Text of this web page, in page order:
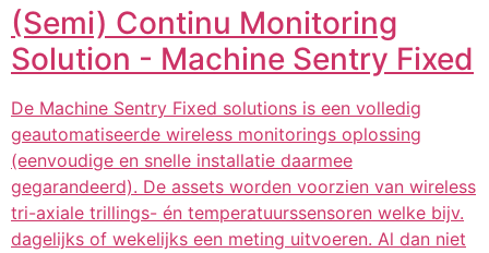
(Semi) Continu Monitoring
Solution - Machine Sentry Fixed
De Machine Sentry Fixed solutions is een volledig
geautomatiseerde wireless monitorings oplossing
(eenvoudige en snelle installatie daarmee
gegarandeerd). De assets worden voorzien van wireless
tri-axiale trillings- én temperatuurssensoren welke bijv.
dagelijks of wekelijks een meting uitvoeren. Al dan niet